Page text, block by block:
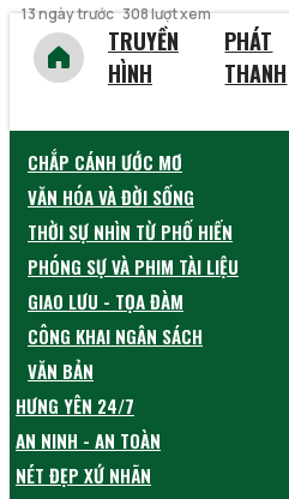
13 ngày trước 308 lượt xem
TRUYỀN
HÌNH
PHÁT
THANH
CHẮP CÁNH ƯỚC MƠ
VĂN HÓA VÀ ĐỜI SỐNG
THỜI SỰ NHÌN TỪ PHỐ HIẾN
PHÓNG SỰ VÀ PHIM TÀI LIỆU
GIAO LƯU - TỌA ĐÀM
CÔNG KHAI NGÂN SÁCH
VĂN BẢN
HƯNG YÊN 24/7
AN NINH - AN TOÀN
NÉT ĐẸP XỨ NHÃN